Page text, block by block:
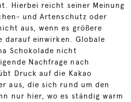
Hierbei reicht seiner Meinung
und Artenschutz oder
aus, wenn es größere
darauf einwirken. Globale
Schokolade nicht
Nachfrage nach
Druck auf die Kakao
aus, die sich rund um den
nur hier, wo es ständig warm